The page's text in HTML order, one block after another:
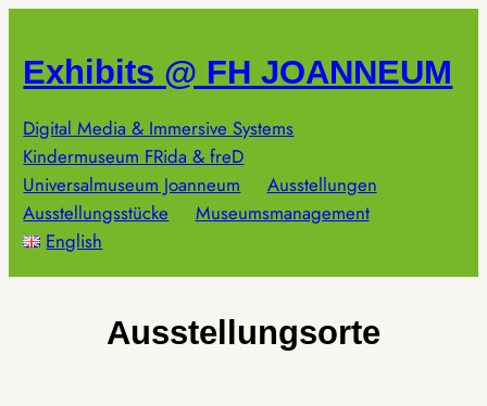
springen
Exhibits @ FH JOANNEUM
Digital Media & Immersive Systems
Kindermuseum FRida & freD
Universalmuseum Joanneum
Ausstellungen
Ausstellungsstücke
Museumsmanagement
English
Ausstellungsorte